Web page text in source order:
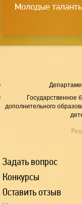
Молодые
Государственное
дополнительного
Задать вопрос
Конкурсы
Оставить отзыв